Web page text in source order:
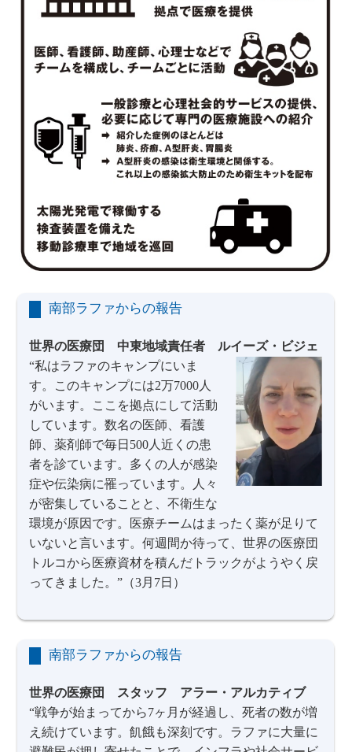
南部ラファからの報告
世界の医療団 中東地域責任者 ルイーズ・ビジェ
“私はラファのキャンプにいま
す。このキャンプには2万7000人
がいます。ここを拠点にして活動
しています。数名の医師、看護
師、薬剤師で毎日500人近くの患
者を診ています。多くの人が感染
症や伝染病に罹っています。人々
が密集していることと、不衛生な
環境が原因です。医療チームはまったく薬が足りて
いないと言います。何週間か待って、世界の医療団
トルコから医療資材を積んだトラックがようやく戻
ってきました。”（3月7日）
南部ラファからの報告
世界の医療団 スタッフ アラー・アルカティブ
“戦争が始まってから7ヶ月が経過し、死者の数が増
え続けています。飢餓も深刻です。ラファに大量に